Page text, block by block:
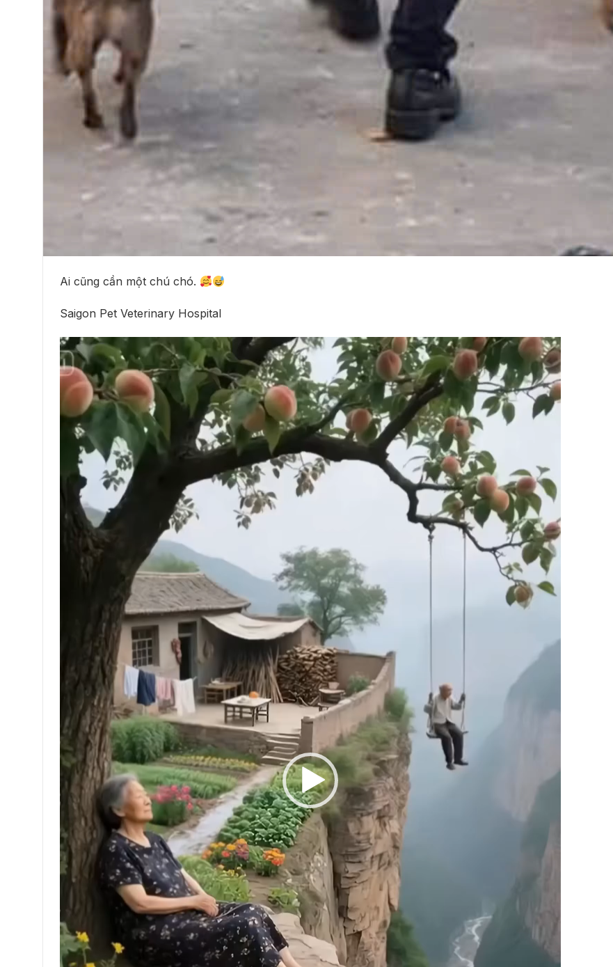
Ai cũng cần một chú chó.
Saigon Pet Veterinary Hospital
Trình
chơi
Video